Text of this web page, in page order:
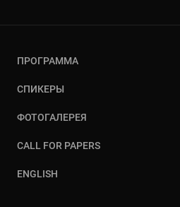
ПРОГРАММА
СПИКЕРЫ
ФОТОГАЛЕРЕЯ
CALL FOR PAPERS
ENGLISH